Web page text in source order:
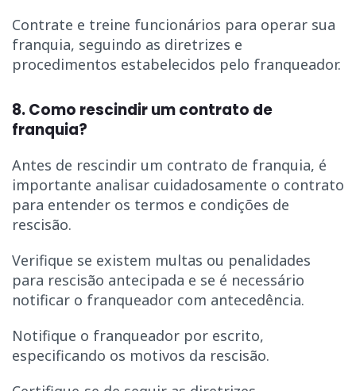
Contrate e treine funcionários para operar sua
franquia, seguindo as diretrizes e
procedimentos estabelecidos pelo franqueador.
8. Como rescindir um contrato de
franquia?
Antes de rescindir um contrato de franquia, é
importante analisar cuidadosamente o contrato
para entender os termos e condições de
rescisão.
Verifique se existem multas ou penalidades
para rescisão antecipada e se é necessário
notificar o franqueador com antecedência.
Notifique o franqueador por escrito,
especificando os motivos da rescisão.